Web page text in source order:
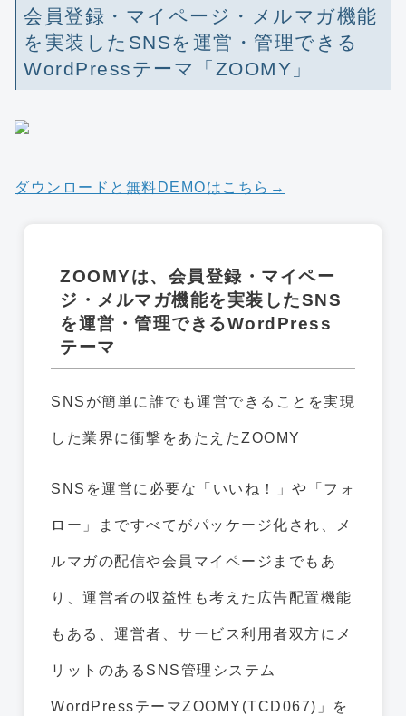
会員登録・マイページ・メルマガ機能
を実装したSNSを運営・管理できる
WordPressテーマ「ZOOMY」
ダウンロードと無料DEMOはこちら→
ZOOMYは、会員登録・マイペー
ジ・メルマガ機能を実装したSNS
を運営・管理できるWordPress
テーマ
SNSが簡単に誰でも運営できることを実現
した業界に衝撃をあたえたZOOMY
SNSを運営に必要な「いいね！」や「フォ
ロー」まですべてがパッケージ化され、メ
ルマガの配信や会員マイページまでもあ
り、運営者の収益性も考えた広告配置機能
もある、運営者、サービス利用者双方にメ
リットのあるSNS管理システム
WordPressテーマZOOMY(TCD067)」を